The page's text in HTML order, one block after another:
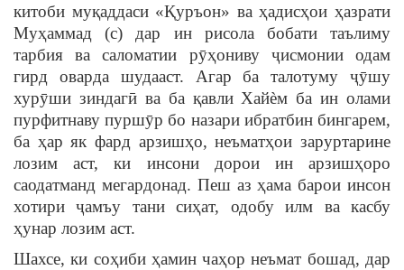
китоби муқаддаси «Қуръон» ва ҳадисҳои ҳазрати
Муҳаммад (с) дар ин рисола бобати таълиму
тарбия ва саломатии рӯҳониву ҷисмонии одам
гирд оварда шудааст. Агар ба талотуму ҷӯшу
хурӯши зиндагӣ ва ба қавли Хайѐм ба ин олами
пурфитнаву пуршӯр бо назари ибратбин бингарем,
ба ҳар як фард арзишҳо, неъматҳои заруртарине
лозим аст, ки инсони дорои ин арзишҳоро
саодатманд мегардонад. Пеш аз ҳама барои инсон
хотири ҷамъу тани сиҳат, одобу илм ва касбу
ҳунар лозим аст.
Шахсе, ки соҳиби ҳамин чаҳор неъмат бошад, дар